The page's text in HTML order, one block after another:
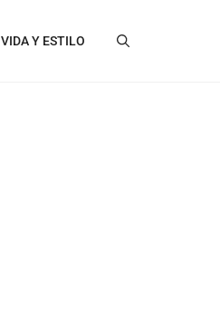
VIDA Y ESTILO